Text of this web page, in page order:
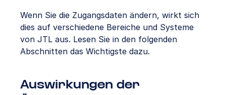
Wenn Sie die Zugangsdaten ändern, wirkt sich
dies auf verschiedene Bereiche und Systeme
von JTL aus. Lesen Sie in den folgenden
Abschnitten das Wichtigste dazu.
Auswirkungen der